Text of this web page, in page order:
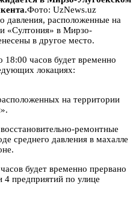
Фото: UzNews.uz
давления, расположенные на
«Султония» в Мирзо-
в другое место.
18:00 часов будет временно
локациях:
на территории
ремонтные
среднего давления в махалле
будет временно прервано
4 предприятий по улице